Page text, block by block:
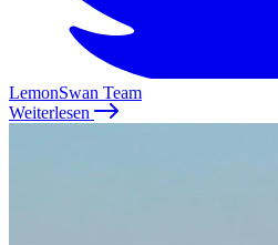
LemonSwan Team
Weiterlesen